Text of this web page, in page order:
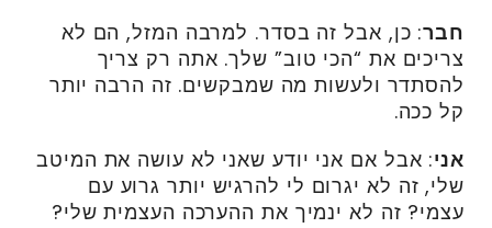
חבר: כן, אבל זה בסדר. למרבה המזל, הם לא
צריכים את “הכי טוב” שלך. אתה רק צריך
להסתדר ולעשות מה שמבקשים. זה הרבה יותר
קל ככה.
אני: אבל אם אני יודע שאני לא עושה את המיטב
שלי, זה לא יגרום לי להרגיש יותר גרוע עם
עצמי? זה לא ינמיך את ההערכה העצמית שלי?